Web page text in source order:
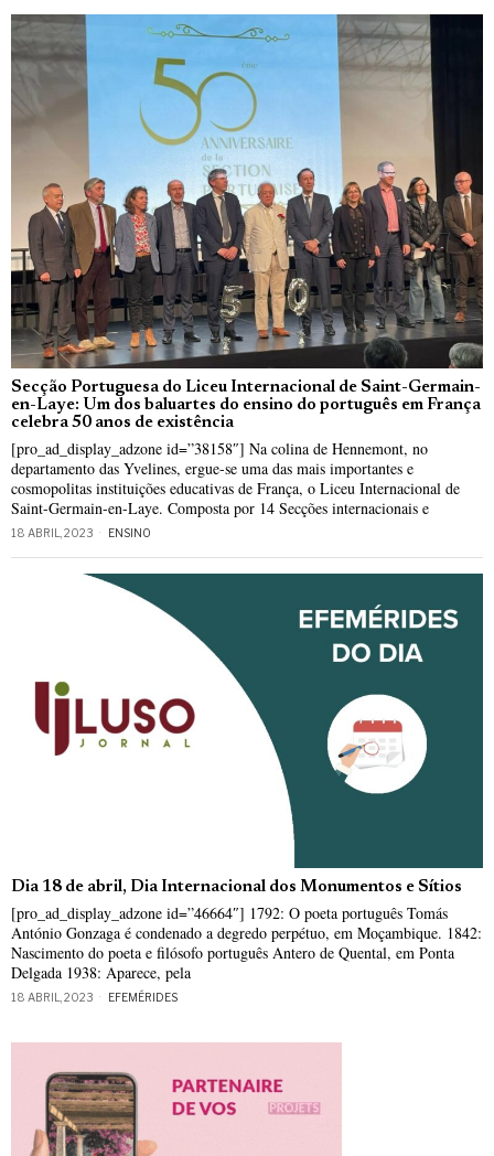
Secção Portuguesa do Liceu Internacional de Saint-Germain-
en-Laye: Um dos baluartes do ensino do português em França
celebra 50 anos de existência
[pro_ad_display_adzone id=”38158″] Na colina de Hennemont, no
departamento das Yvelines, ergue-se uma das mais importantes e
cosmopolitas instituições educativas de França, o Liceu Internacional de
Saint-Germain-en-Laye. Composta por 14 Secções internacionais e
18 ABRIL, 2023 ENSINO
Dia 18 de abril, Dia Internacional dos Monumentos e Sítios
[pro_ad_display_adzone id=”46664″] 1792: O poeta português Tomás
António Gonzaga é condenado a degredo perpétuo, em Moçambique. 1842:
Nascimento do poeta e filósofo português Antero de Quental, em Ponta
Delgada 1938: Aparece, pela
18 ABRIL, 2023 EFEMÉRIDES